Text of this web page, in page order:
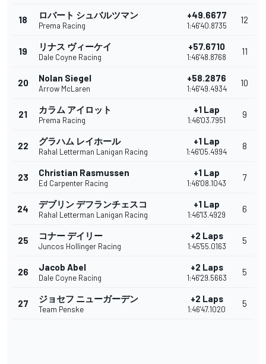
18 ロバート シュバルツマン
Prema Racing
+49.6677
1:46'40.8735
12
19 リナス ヴィーケイ
Dale Coyne Racing
+57.6710
1:46'48.8768
11
20 Nolan Siegel
Arrow McLaren
+58.2876
1:46'49.4934
10
21 カラム アイロット
Prema Racing
+1 Lap
1:46'03.7951
9
22 グラハム レイホール
Rahal Letterman Lanigan Racing
+1 Lap
1:46'05.4994
8
23 Christian Rasmussen
Ed Carpenter Racing
+1 Lap
1:46'08.1043
7
24 デブリン デフランチェスコ
Rahal Letterman Lanigan Racing
+1 Lap
1:46'13.4929
6
25 コナー デイリー
Juncos Hollinger Racing
+2 Laps
1:45'55.0163
5
26 Jacob Abel
Dale Coyne Racing
+2 Laps
1:46'29.5663
5
27 ジョセフ ニューガーデン
Team Penske
+2 Laps
1:46'47.1020
5